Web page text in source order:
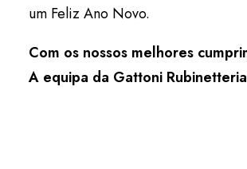
um Feliz Ano Novo.
Com os nossos melhores
A equipa da Gattoni Rubinetteria